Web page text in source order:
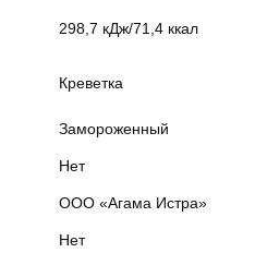
298,7 кДж/71,4 ккал
Креветка
Замороженный
Нет
ООО «Агама Истра»
Нет